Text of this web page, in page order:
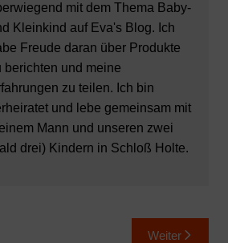
mit dem Thema Baby-
Kleinkind auf Eva's Blog. Ich
Freude daran über Produkte
berichten und meine
zu teilen. Ich bin
und lebe gemeinsam mit
Mann und unseren zwei
drei) Kindern in Schloß Holte.
Weiter